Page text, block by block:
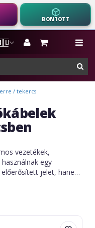
BONTOTT
/ tekercs
vezetékek,
egy
jelet, hanem
hogy a kábel
és hossza